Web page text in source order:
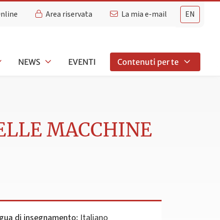
EN
Area riservata La mia e-mail
NEWS EVENTI Contenuti per te
MACCHINE